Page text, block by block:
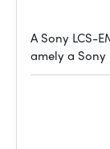
A Sony LCS-
amely a Sony